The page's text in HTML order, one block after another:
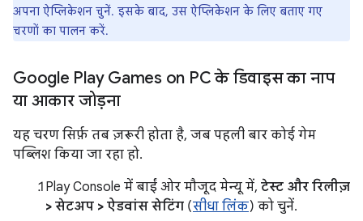
अपना ऐप्लिकेशन चुनें. इसके बाद, उस ऐप्लिकेशन के लिए बताए गए
चरणों का पालन करें.
Google Play Games on PC के डिवाइस का नाप
या आकार जोड़ना
यह चरण सिर्फ़ तब ज़रूरी होता है, जब पहली बार कोई गेम
पब्लिश किया जा रहा हो.
Play Console में बाईं ओर मौजूद मेन्यू में, टेस्ट और रिलीज़
> सेटअप > ऐडवांस सेटिंग (सीधा लिंक) को चुनें.